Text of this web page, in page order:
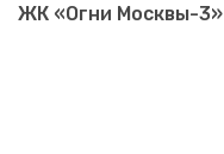
ЖК «Огни Москвы-3»